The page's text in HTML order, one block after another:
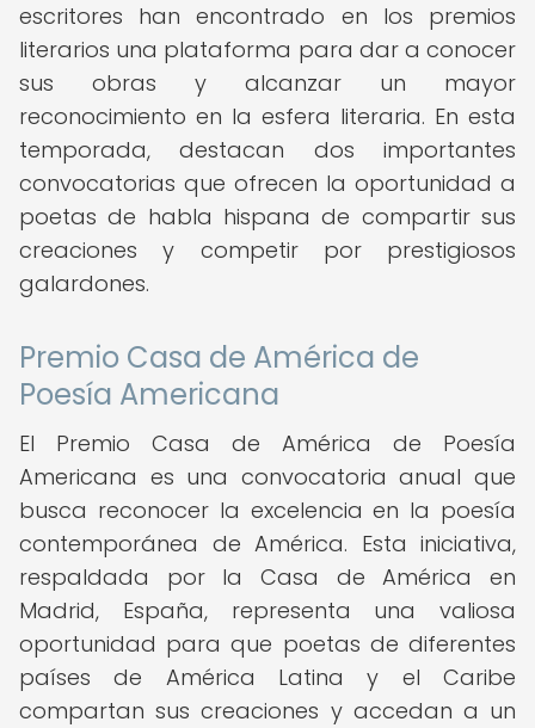
escritores han encontrado en los premios
literarios una plataforma para dar a conocer
sus obras y alcanzar un mayor
reconocimiento en la esfera literaria. En esta
temporada, destacan dos importantes
convocatorias que ofrecen la oportunidad a
poetas de habla hispana de compartir sus
creaciones y competir por prestigiosos
galardones.
Premio Casa de América de
Poesía Americana
El Premio Casa de América de Poesía
Americana es una convocatoria anual que
busca reconocer la excelencia en la poesía
contemporánea de América. Esta iniciativa,
respaldada por la Casa de América en
Madrid, España, representa una valiosa
oportunidad para que poetas de diferentes
países de América Latina y el Caribe
compartan sus creaciones y accedan a un